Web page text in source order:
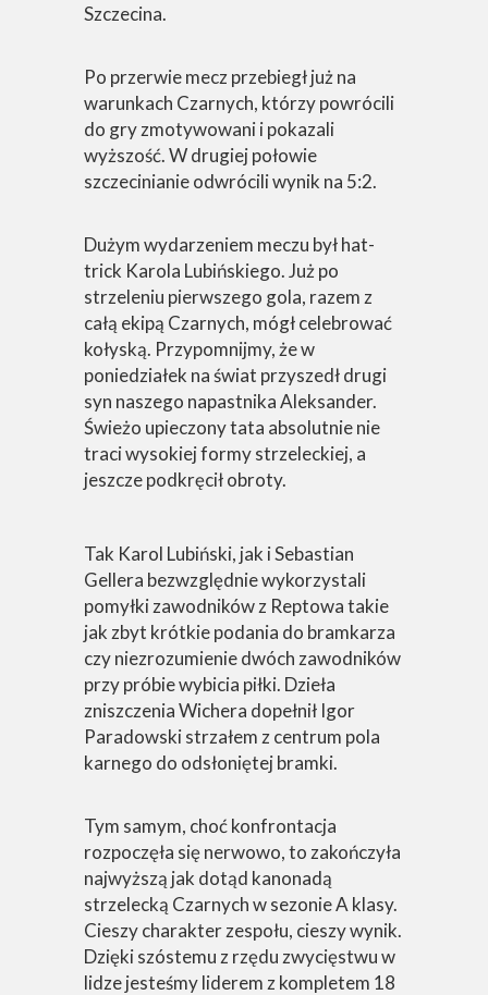
Szczecina.
Po przerwie mecz przebiegł już na
warunkach Czarnych, którzy powrócili
do gry zmotywowani i pokazali
wyższość. W drugiej połowie
szczecinianie odwrócili wynik na 5:2.
Dużym wydarzeniem meczu był hat-
trick Karola Lubińskiego. Już po
strzeleniu pierwszego gola, razem z
całą ekipą Czarnych, mógł celebrować
kołyską. Przypomnijmy, że w
poniedziałek na świat przyszedł drugi
syn naszego napastnika Aleksander.
Świeżo upieczony tata absolutnie nie
traci wysokiej formy strzeleckiej, a
jeszcze podkręcił obroty.
Tak Karol Lubiński, jak i Sebastian
Gellera bezwzględnie wykorzystali
pomyłki zawodników z Reptowa takie
jak zbyt krótkie podania do bramkarza
czy niezrozumienie dwóch zawodników
przy próbie wybicia piłki. Dzieła
zniszczenia Wichera dopełnił Igor
Paradowski strzałem z centrum pola
karnego do odsłoniętej bramki.
Tym samym, choć konfrontacja
rozpoczęła się nerwowo, to zakończyła
najwyższą jak dotąd kanonadą
strzelecką Czarnych w sezonie A klasy.
Cieszy charakter zespołu, cieszy wynik.
Dzięki szóstemu z rzędu zwycięstwu w
lidze jesteśmy liderem z kompletem 18